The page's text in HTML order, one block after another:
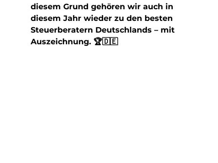
diesem Grund gehören wir auch in
diesem Jahr wieder zu den besten
Steuerberatern Deutschlands – mit
Auszeichnung. 🏆🇩🇪